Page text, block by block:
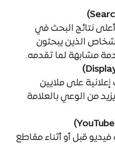
نتائج البحث في
الذين يبحثون
مشابهة لما تقدمه.
على ملايين
من الوعي بالعلامة
قبل أو أثناء مقاطع